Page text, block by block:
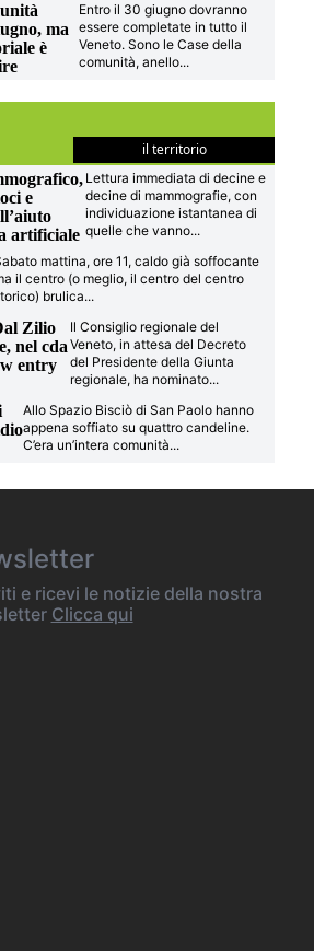
ma
è
Entro il 30 giugno dovranno
essere completate in tutto il
Veneto. Sono le Case della
comunità, anello...
il territorio
e
artificiale
Lettura immediata di decine e
decine di mammografie, con
individuazione istantanea di
quelle che vanno...
mattina, ore 11, caldo già soffocante
il centro (o meglio, il centro del centro
brulica...
Zilio
nel cda
entry
Il Consiglio regionale del
Veneto, in attesa del Decreto
del Presidente della Giunta
regionale, ha nominato...
Allo Spazio Bisciò di San Paolo hanno
appena soffiato su quattro candeline.
C’era un’intera comunità...
e ricevi le notizie della nostra
Clicca qui